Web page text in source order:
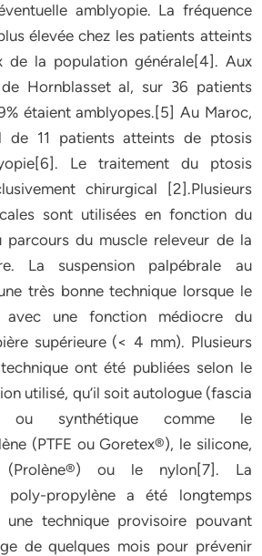
amblyopie. La fréquence
élevée chez les patients atteints
de la population générale[4]. Aux
de Hornblasset al, sur 36 patients
étaient amblyopes.[5] Au Maroc,
de 11 patients atteints de ptosis
Le traitement du ptosis
chirurgical [2].Plusieurs
sont utilisées en fonction du
du muscle releveur de la
La suspension palpébrale au
très bonne technique lorsque le
une fonction médiocre du
supérieure (< 4 mm). Plusieurs
ont été publiées selon le
utilisé, qu’il soit autologue (fascia
ou synthétique comme le
(PTFE ou Goretex®), le silicone,
(Prolène®) ou le nylon[7]. La
poly-propylène a été longtemps
une technique provisoire pouvant
de quelques mois pour prévenir